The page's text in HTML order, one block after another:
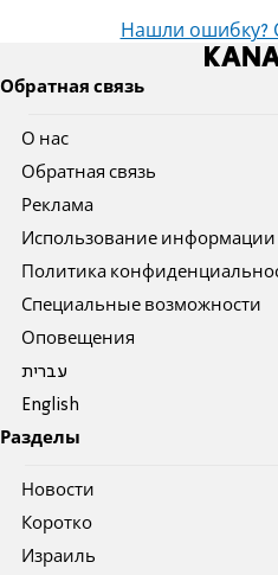
Нашли ошибку?
Обратная связь
О нас
Обратная связь
Реклама
Использование информации
Политика
Специальные возможности
Оповещения
עברית
English
Разделы
Новости
Коротко
Израиль